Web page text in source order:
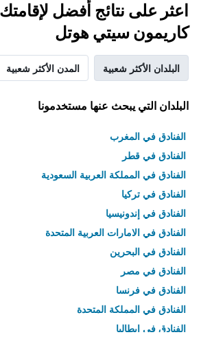
اعثر على نتائج أفضل
كاريمون سيتي هوتل
البلدان الأكثر شعبية المدن الأكثر شعبية
البلدان التي يبحث عنها مستخدمونا
الفنادق في المغرب
الفنادق في قطر
الفنادق في المملكة العربية السعودية
الفنادق في تركيا
الفنادق في إندونيسيا
الفنادق في الامارات العربية المتحدة
الفنادق في البحرين
الفنادق في مصر
الفنادق في فرنسا
الفنادق في المملكة المتحدة
الفنادق في إيطاليا